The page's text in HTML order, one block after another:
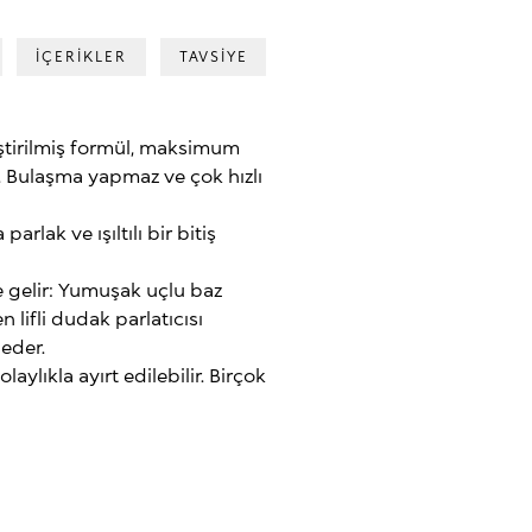
İÇERİKLER TAVSİYE
formül, maksimum
yapmaz ve çok hızlı
ve ışıltılı bir bitiş
Yumuşak uçlu baz
lifli dudak parlatıcısı
ayırt edilebilir. Birçok